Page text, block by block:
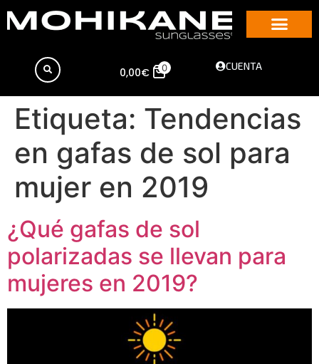
0,00€ 0 CUENTA
Etiqueta: Tendencias
en gafas de sol para
mujer en 2019
¿Qué gafas de sol
polarizadas se llevan para
mujeres en 2019?